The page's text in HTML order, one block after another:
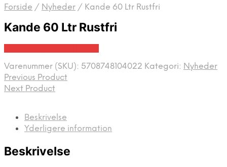
Forside / Nyheder / Kande 60 Ltr Rustfri
Kande 60 Ltr Rustfri
Varenummer (SKU): 5708748104022 Kategori: Nyheder
Previous Product
Next Product
Beskrivelse
Yderligere information
Beskrivelse